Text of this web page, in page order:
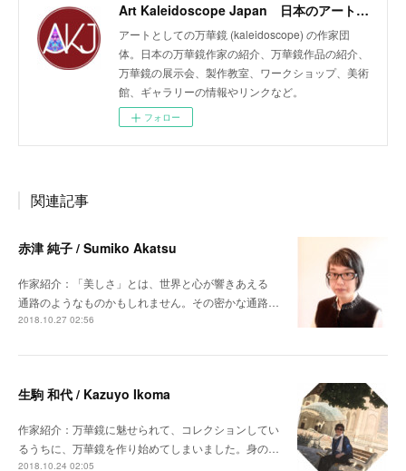
Art Kaleidoscope Japan 日本のアート万華鏡の作家団体
アートとしての万華鏡 (kaleidoscope) の作家団
体。日本の万華鏡作家の紹介、万華鏡作品の紹介、
万華鏡の展示会、製作教室、ワークショップ、美術
館、ギャラリーの情報やリンクなど。
フォロー
関連記事
赤津 純子 / Sumiko Akatsu
作家紹介：「美しさ」とは、世界と心が響きあえる
通路のようなものかもしれません。その密かな通路…
2018.10.27 02:56
生駒 和代 / Kazuyo Ikoma
作家紹介：万華鏡に魅せられて、コレクションしてい
るうちに、万華鏡を作り始めてしまいました。身の…
2018.10.24 02:05